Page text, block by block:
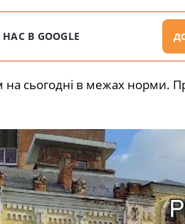
В GOOGLE
на сьогодні в межах норми.